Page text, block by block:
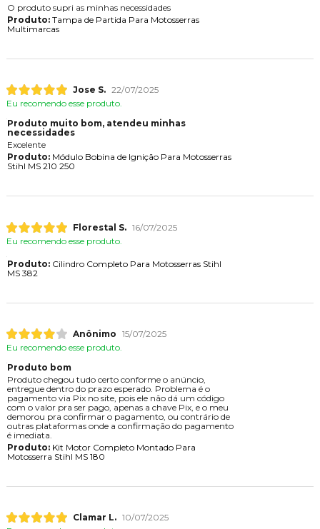
O produto supri as minhas necessidades
Produto:Tampa de Partida Para Motosserras
Multimarcas
Jose S. 22/07/2025
Eu recomendo esse produto.
Produto muito bom, atendeu minhas
necessidades
Excelente
Produto:Módulo Bobina de Ignição Para Motosserras
Stihl MS 210 250
Florestal S. 16/07/2025
Eu recomendo esse produto.
Produto:Cilindro Completo Para Motosserras Stihl
MS 382
Anônimo 15/07/2025
Eu recomendo esse produto.
Produto bom
Produto chegou tudo certo conforme o anúncio,
entregue dentro do prazo esperado. Problema é o
pagamento via Pix no site, pois ele não dá um código
com o valor pra ser pago, apenas a chave Pix, e o meu
demorou pra confirmar o pagamento, ou contrário de
outras plataformas onde a confirmação do pagamento
é imediata.
Produto:Kit Motor Completo Montado Para
Motosserra Stihl MS 180
Clamar L. 10/07/2025